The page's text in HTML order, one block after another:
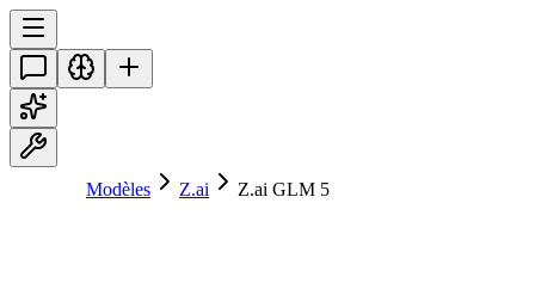
Modèles Z.ai Z.ai GLM 5